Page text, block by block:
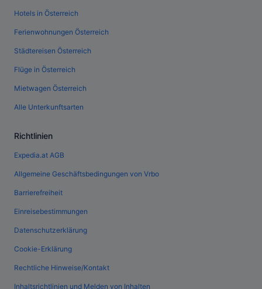
Hotels in Österreich
Ferienwohnungen Österreich
Städtereisen Österreich
Flüge in Österreich
Mietwagen Österreich
Alle Unterkunftsarten
Richtlinien
Expedia.at AGB
Allgemeine Geschäftsbedingungen von Vrbo
Barrierefreiheit
Einreisebestimmungen
Datenschutzerklärung
Cookie-Erklärung
Rechtliche Hinweise/Kontakt
Inhaltsrichtlinien und Melden von Inhalten